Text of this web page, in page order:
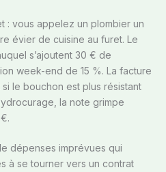
: vous appelez un plombier un
évier de cuisine au furet. Le
s’ajoutent 30 € de
week-end de 15 %. La facture
si le bouchon est plus résistant
la note grimpe
dépenses imprévues qui
à se tourner vers un contrat